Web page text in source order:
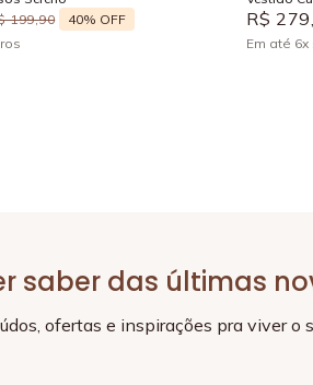
199,90 40% OFF
R$ 279
Em até 6x
saber das últimas
ofertas e inspirações pra viver